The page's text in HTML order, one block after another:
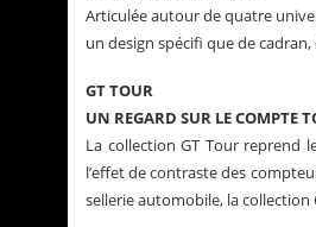
Articulée autour de quatre
un design spécifi que de cadran,
GT TOUR
UN REGARD SUR LE COMPTE
La collection GT Tour reprend
l’effet de contraste des
sellerie automobile, la collection